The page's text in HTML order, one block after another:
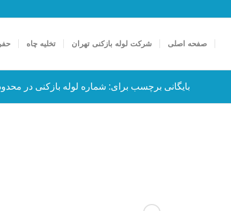
صفحه اصلی شرکت لوله بازکنی تهران تخلیه چاه
بایگانی برچسب برای: شماره لوله بازکنی در